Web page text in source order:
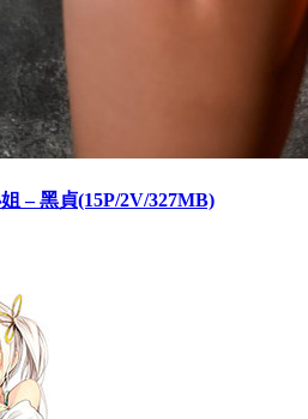
– 黑貞(15P/2V/327MB)